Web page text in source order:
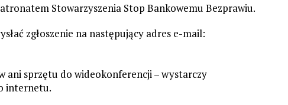
Stowarzyszenia Stop Bankowemu Bezprawiu.
zgłoszenie na następujący adres e-mail:
ani sprzętu do wideokonferencji – wystarczy
internetu.